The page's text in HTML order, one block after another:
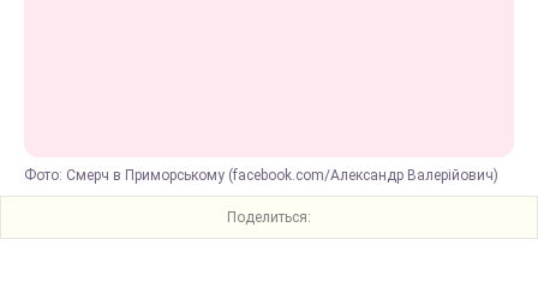
Фото: Смерч в Приморському (facebook.com/Александр Валерійович)
Поделиться: